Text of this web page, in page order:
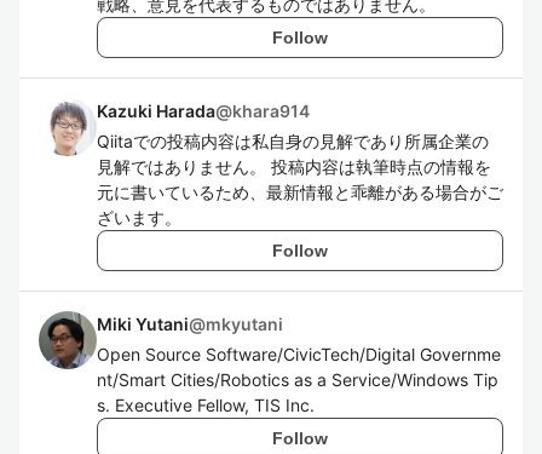
戦略、意見を代表するものではありません。
Follow
Kazuki Harada@khara914
Qiitaでの投稿内容は私自身の見解であり所属企業の
見解ではありません。 投稿内容は執筆時点の情報を
元に書いているため、最新情報と乖離がある場合がご
ざいます。
Follow
Miki Yutani@mkyutani
Open Source Software/CivicTech/Digital Governme
nt/Smart Cities/Robotics as a Service/Windows Tip
s. Executive Fellow, TIS Inc.
Follow